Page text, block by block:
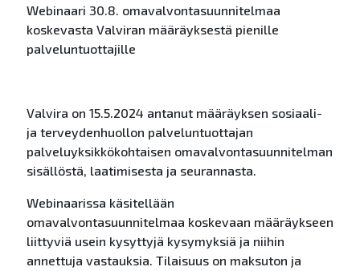
Webinaari 30.8. omavalvontasuunnitelmaa
koskevasta Valviran määräyksestä pienille
palveluntuottajille
Valvira on 15.5.2024 antanut määräyksen sosiaali-
ja terveydenhuollon palveluntuottajan
palveluyksikkökohtaisen omavalvontasuunnitelman
sisällöstä, laatimisesta ja seurannasta.
Webinaarissa käsitellään
omavalvontasuunnitelmaa koskevaan määräykseen
liittyviä usein kysyttyjä kysymyksiä ja niihin
annettuja vastauksia. Tilaisuus on maksuton ja